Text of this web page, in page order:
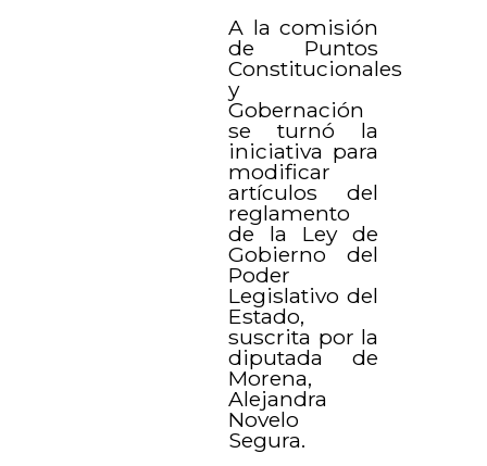
A la comisión
de Puntos
Constitucionales
y
Gobernación
se turnó la
iniciativa para
modificar
artículos del
reglamento
de la Ley de
Gobierno del
Poder
Legislativo del
Estado,
suscrita por la
diputada de
Morena,
Alejandra
Novelo
Segura.